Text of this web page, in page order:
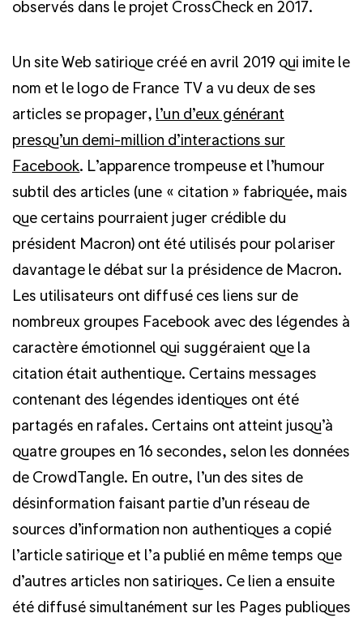
observés dans le projet CrossCheck en 2017.
Un site Web satirique créé en avril 2019 qui imite le
nom et le logo de France TV a vu deux de ses
articles se propager, l’un d’eux générant
presqu’un demi-million d’interactions sur
Facebook. L’apparence trompeuse et l’humour
subtil des articles (une « citation » fabriquée, mais
que certains pourraient juger crédible du
président Macron) ont été utilisés pour polariser
davantage le débat sur la présidence de Macron.
Les utilisateurs ont diffusé ces liens sur de
nombreux groupes Facebook avec des légendes à
caractère émotionnel qui suggéraient que la
citation était authentique. Certains messages
contenant des légendes identiques ont été
partagés en rafales. Certains ont atteint jusqu’à
quatre groupes en 16 secondes, selon les données
de CrowdTangle. En outre, l’un des sites de
désinformation faisant partie d’un réseau de
sources d’information non authentiques a copié
l’article satirique et l’a publié en même temps que
d’autres articles non satiriques. Ce lien a ensuite
été diffusé simultanément sur les Pages publiques